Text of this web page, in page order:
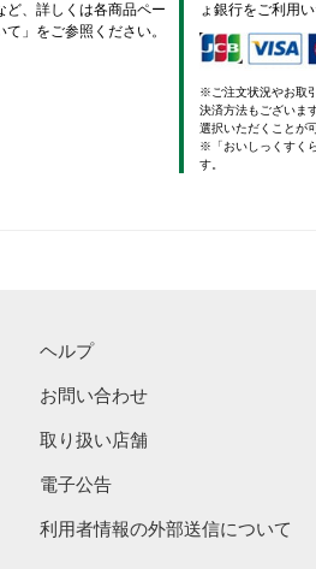
ど、詳しくは各商品ペー
」をご参照ください。
ょ銀行をご利用
※ご注文状況やお取
決済方法もございま
選択いただくことが
※「おいしっくすく
す。
ヘルプ
お問い合わせ
取り扱い店舗
電子公告
利用者情報の外部送信について